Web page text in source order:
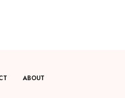
ABOUT